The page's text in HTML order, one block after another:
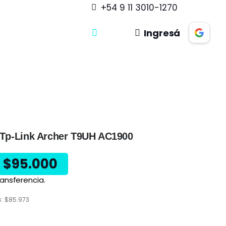
+54 9 11 3010-1270
Ingresá
Link Archer T9UH AC1900
$95.000
$85.973